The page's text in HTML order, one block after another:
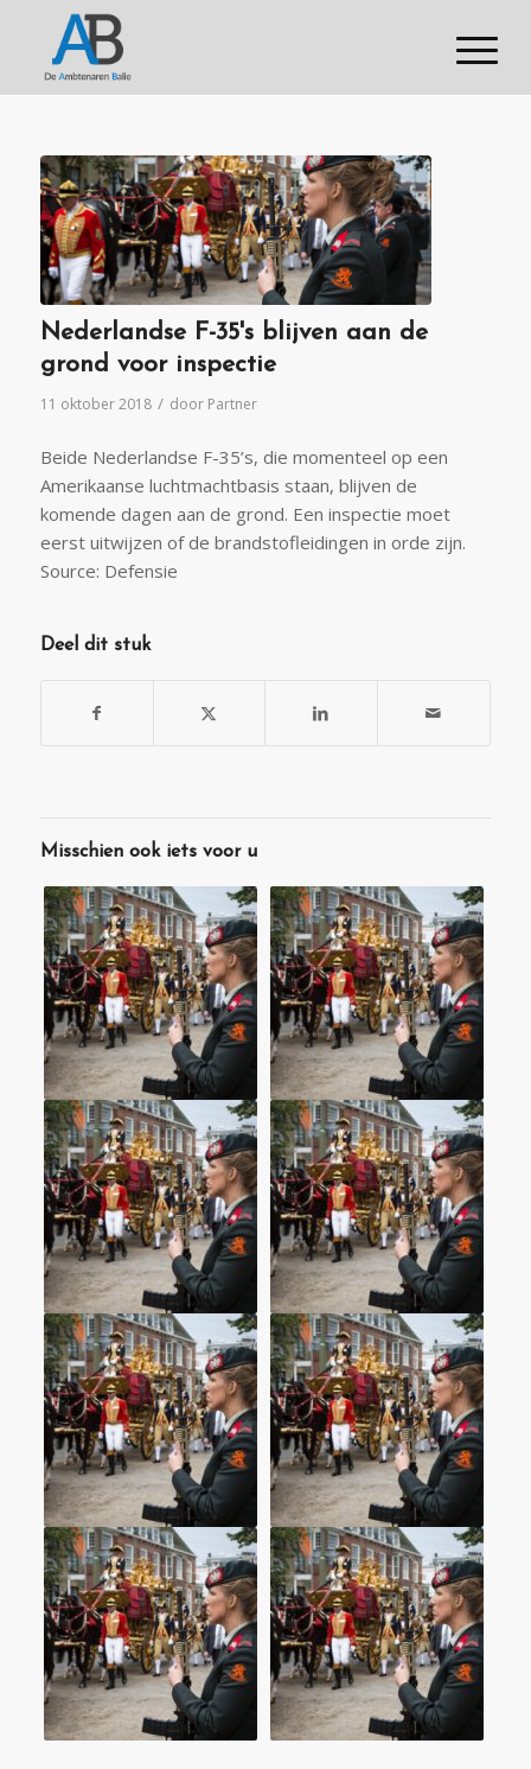
Nederlandse F-35's blijven aan de
grond voor inspectie
11 oktober 2018 / door Partner
Beide Nederlandse F-35’s, die momenteel op een
Amerikaanse luchtmachtbasis staan, blijven de
komende dagen aan de grond. Een inspectie moet
eerst uitwijzen of de brandstofleidingen in orde zijn.
Source: Defensie
Deel dit stuk
Misschien ook iets voor u